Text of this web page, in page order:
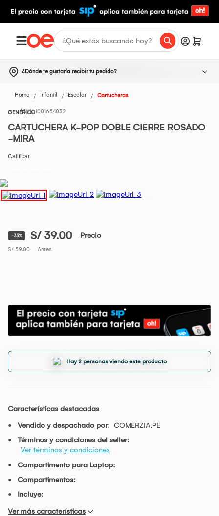
¿Dónde te gustaría recibir tu pedido?
Home Infantil Escolar Cartucheras
GENÉRICO1001654032
CARTUCHERA K-POP DOBLE CIERRE ROSADO
-MIRA
-33% S/ 39.00 Precio
S/ 59.00 Antes
Hay 2 personas viendo este producto
Características destacadas
Vendido y despachado por: COMERZIA.PE
Términos y condiciones del seller:
Ver términos y condiciones
Compartimento para Laptop:
Compartimentos:
Incluye:
Ver más características